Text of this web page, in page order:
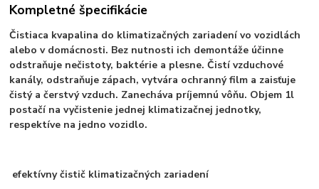
Kompletné špecifikácie
Čistiaca kvapalina do klimatizačných zariadení vo vozidlách
alebo v domácnosti. Bez nutnosti ich demontáže účinne
odstraňuje nečistoty, baktérie a plesne. Čistí vzduchové
kanály, odstraňuje zápach, vytvára ochranný film a zaisťuje
čistý a čerstvý vzduch. Zanecháva príjemnú vôňu. Objem 1l
postačí na vyčistenie jednej klimatizačnej jednotky,
respektíve na jedno vozidlo.
efektívny čistič klimatizačných zariadení